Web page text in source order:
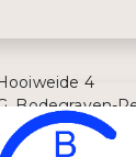
4
Bodegraven-